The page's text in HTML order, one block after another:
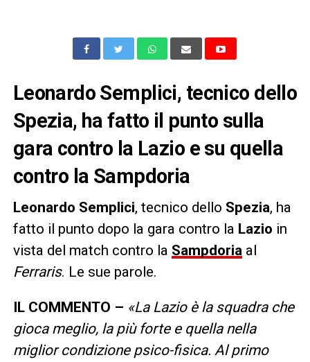
Leonardo Semplici, tecnico dello
Spezia, ha fatto il punto sulla
gara contro la Lazio e su quella
contro la Sampdoria
Leonardo Semplici, tecnico dello Spezia, ha
fatto il punto dopo la gara contro la Lazio in
vista del match contro la Sampdoria al
Ferraris. Le sue parole.
IL COMMENTO – «La Lazio è la squadra che
gioca meglio, la più forte e quella nella
miglior condizione psico-fisica. Al primo